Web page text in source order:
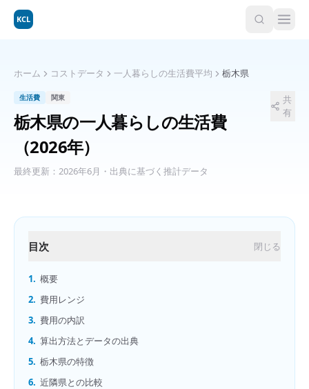
KCL
ホーム コストデータ 一人暮らしの生活費平均 栃木県
生活費 関東
栃木県の一人暮らしの生活費
（2026年）
最終更新： 2026年6月 ・出典に基づく推計データ
共
有
目次 閉じる
1. 概要
2. 費用レンジ
3. 費用の内訳
4. 算出方法とデータの出典
5. 栃木県の特徴
6. 近隣県との比較